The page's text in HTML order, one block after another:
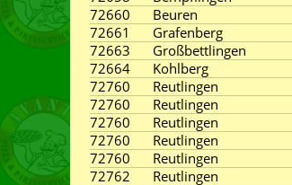
72660
Beuren
72661
Grafenberg
72663
Großbettlingen
72664
Kohlberg
72760
Reutlingen
72760
Reutlingen
72760
Reutlingen
72760
Reutlingen
72760
Reutlingen
72762
Reutlingen